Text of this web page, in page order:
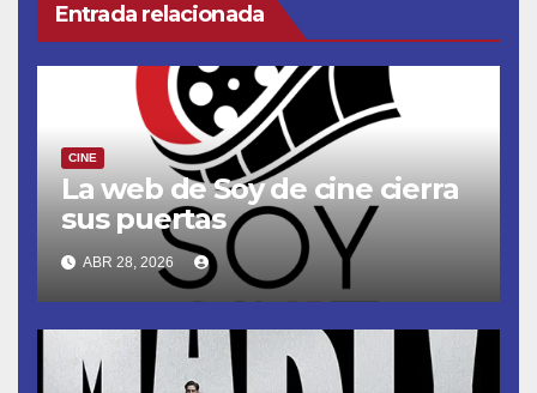
Entrada relacionada
CINE
La web de Soy de cine cierra
sus puertas
ABR 28, 2026